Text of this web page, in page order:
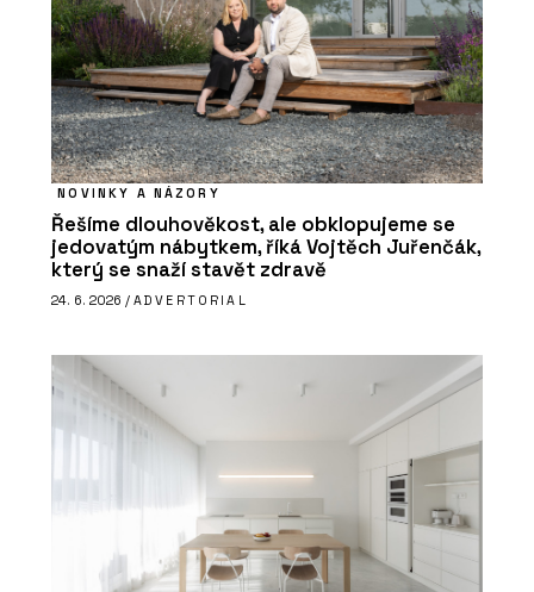
NOVINKY A NÁZORY
Řešíme dlouhověkost, ale obklopujeme se
jedovatým nábytkem, říká Vojtěch Juřenčák,
který se snaží stavět zdravě
24. 6. 2026 / ADVERTORIAL